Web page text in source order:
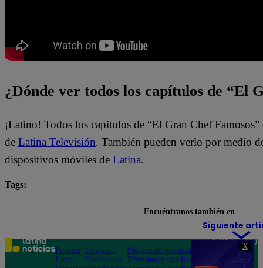
X
¿Dónde ver todos los capítulos de “El
¡Latino! Todos los capítulos de “El Gran Chef
de Latina Televisión. También pueden verlo por medio
dispositivos móviles de Latina.
Tags:
Siguiente
Encuéntranos también en
Política
Lima
Te ayudo
Tendencias
Política de privacidad
Términos y condiciones
Teléfono: 219
Av. San